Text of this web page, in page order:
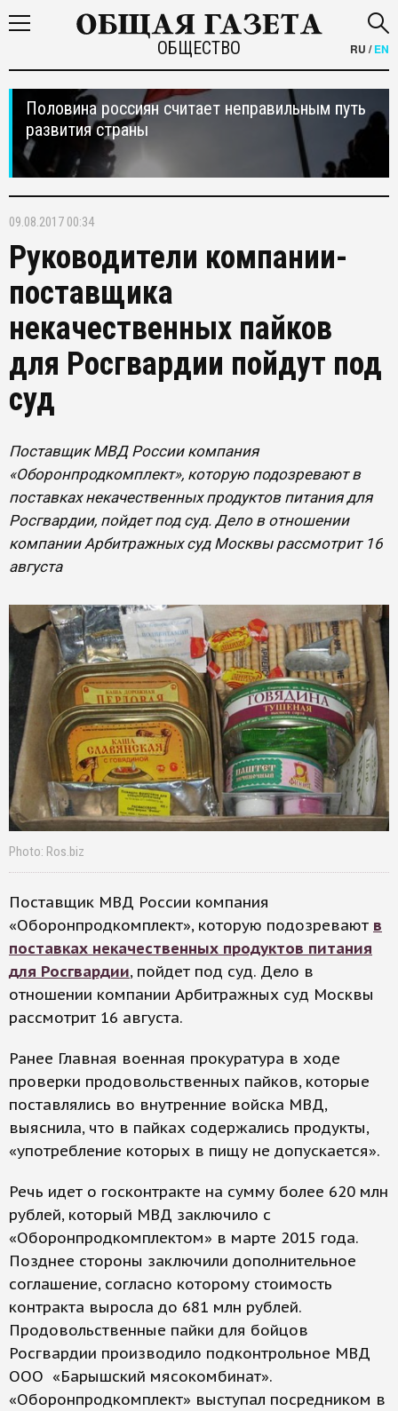
ОБЩЕСТВО RU /EN
Половина россиян считает неправильным путь
развития страны
09.08.2017 00:34
Руководители компании-
поставщика
некачественных пайков
для Росгвардии пойдут под
суд
Поставщик МВД России компания
«Оборонпродкомплект», которую подозревают в
поставках некачественных продуктов питания для
Росгвардии, пойдет под суд. Дело в отношении
компании Арбитражных суд Москвы рассмотрит 16
августа
Photo: Ros.biz
Поставщик МВД России компания
«Оборонпродкомплект», которую подозревают в
поставках некачественных продуктов питания
для Росгвардии, пойдет под суд. Дело в
отношении компании Арбитражных суд Москвы
рассмотрит 16 августа.
Ранее Главная военная прокуратура в ходе
проверки продовольственных пайков, которые
поставлялись во внутренние войска МВД,
выяснила, что в пайках содержались продукты,
«употребление которых в пищу не допускается».
Речь идет о госконтракте на сумму более 620 млн
рублей, который МВД заключило с
«Оборонпродкомплектом» в марте 2015 года.
Позднее стороны заключили дополнительное
соглашение, согласно которому стоимость
контракта выросла до 681 млн рублей.
Продовольственные пайки для бойцов
Росгвардии производило подконтрольное МВД
ООО «Барышский мясокомбинат».
«Оборонпродкомплект» выступал посредником в